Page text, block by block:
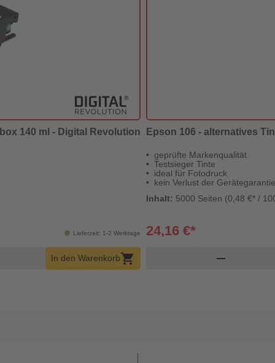
140 ml - Digital Revolution
Lieferzeit: 1-2 Werktage
Menge In den Warenkorbshopping_cart
Epson 106 - alternatives
geprüfte Markenqualität
Testsieger Tinte
ideal für Fotodruck
kein Verlust der Gerätegarantie
Inhalt: 5000 Seiten (0,48 €* /
24,16 €*
remove